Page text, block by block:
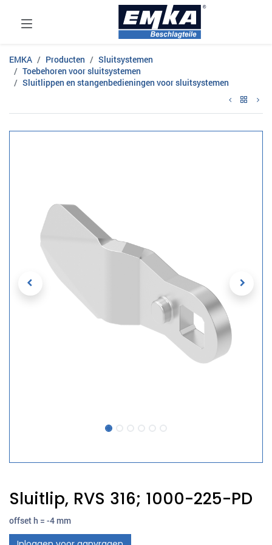
EMKA Producten
Sluitsystemen
Toebehoren voor sluitsystemen
Sluitlippen en stangenbedieningen voor sluitsystemen
Sluitlip, RVS 316; 1000-225-PD
offset h = -4 mm